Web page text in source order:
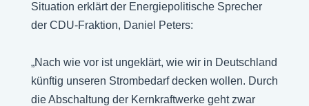
Situation erklärt der Energiepolitische Sprecher
der CDU-Fraktion, Daniel Peters:
„Nach wie vor ist ungeklärt, wie wir in Deutschland
künftig unseren Strombedarf decken wollen. Durch
die Abschaltung der Kernkraftwerke geht zwar